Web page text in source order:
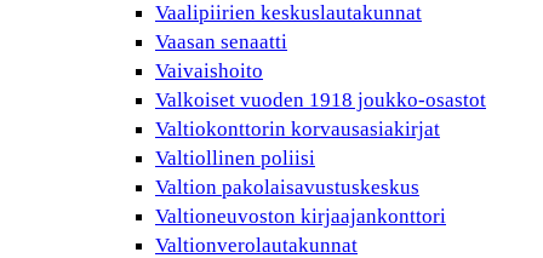
Vaalipiirien keskuslautakunnat
Vaasan senaatti
Vaivaishoito
Valkoiset vuoden 1918 joukko-osastot
Valtiokonttorin korvausasiakirjat
Valtiollinen poliisi
Valtion pakolaisavustuskeskus
Valtioneuvoston kirjaajankonttori
Valtionverolautakunnat